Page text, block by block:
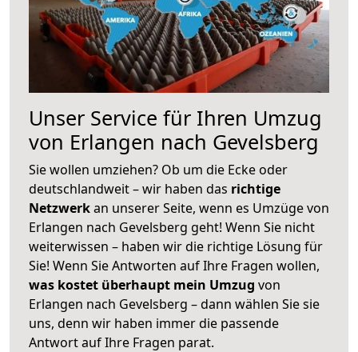
Unser Service für Ihren Umzug
von Erlangen nach Gevelsberg
Sie wollen umziehen? Ob um die Ecke oder
deutschlandweit – wir haben das richtige
Netzwerkan unserer Seite, wenn es Umzüge von
Erlangen nach Gevelsberg geht! Wenn Sie nicht
weiterwissen – haben wir die richtige Lösung für
Sie! Wenn Sie Antworten auf Ihre Fragen wollen,
was kostet überhaupt mein Umzug von
Erlangen nach Gevelsberg – dann wählen Sie sie
uns, denn wir haben immer die passende
Antwort auf Ihre Fragen parat.